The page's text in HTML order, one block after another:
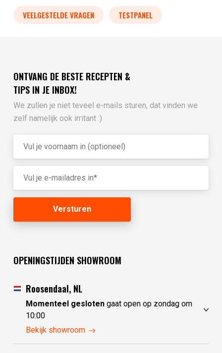
VEELGESTELDE VRAGEN TESTPANEL
ONTVANG DE BESTE RECEPTEN &
TIPS IN JE INBOX!
We zullen je niet teveel e-mails sturen, dat vinden we
zelf namelijk ook irritant :)
OPENINGSTIJDEN SHOWROOM
Roosendaal, NL
Momenteel geslotengaat open op zondag om
10:00
zaterdag
zondag
10:00 - 17:30
Bekijk showroom